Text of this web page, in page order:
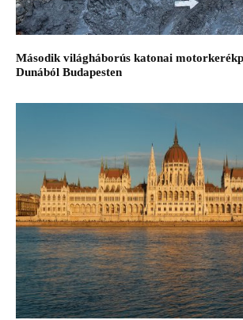
Második világháborús katonai
Dunából Budapesten